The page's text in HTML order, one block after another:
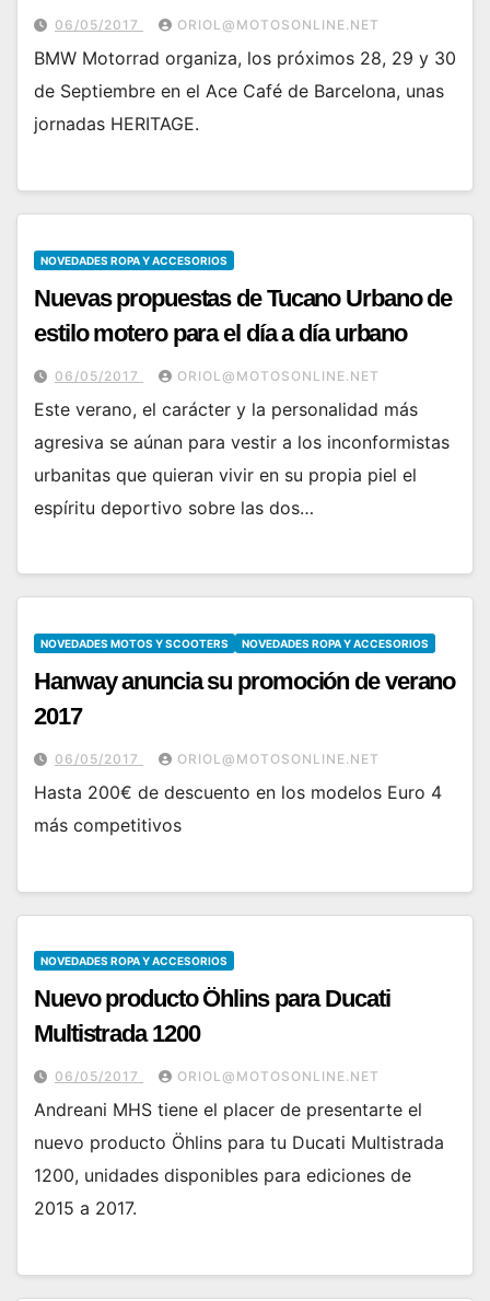
06/05/2017 ORIOL@MOTOSONLINE.NET
BMW Motorrad organiza, los próximos 28, 29 y 30
de Septiembre en el Ace Café de Barcelona, unas
jornadas HERITAGE.
NOVEDADES ROPA Y ACCESORIOS
Nuevas propuestas de Tucano Urbano de
estilo motero para el día a día urbano
06/05/2017 ORIOL@MOTOSONLINE.NET
Este verano, el carácter y la personalidad más
agresiva se aúnan para vestir a los inconformistas
urbanitas que quieran vivir en su propia piel el
espíritu deportivo sobre las dos…
NOVEDADES MOTOS Y SCOOTERS NOVEDADES ROPA Y ACCESORIOS
Hanway anuncia su promoción de verano
2017
06/05/2017 ORIOL@MOTOSONLINE.NET
Hasta 200€ de descuento en los modelos Euro 4
más competitivos
NOVEDADES ROPA Y ACCESORIOS
Nuevo producto Öhlins para Ducati
Multistrada 1200
06/05/2017 ORIOL@MOTOSONLINE.NET
Andreani MHS tiene el placer de presentarte el
nuevo producto Öhlins para tu Ducati Multistrada
1200, unidades disponibles para ediciones de
2015 a 2017.